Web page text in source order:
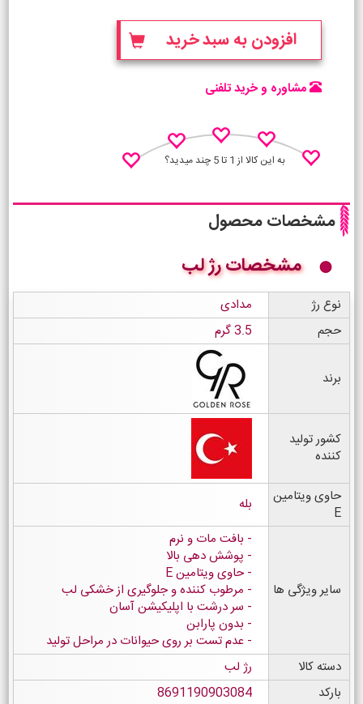
افزودن به سبد خرید
مشاوره و خرید تلفنی
به این کالا از 1 تا 5 چند میدید؟
نظـر منو اعلام کن
مشخصات محصول
مشخصات رژ لب
نوع رژ
مدادی
حجم
3.5 گرم
برند
کشور تولید
کننده
حاوی ویتامین
E
بله
سایر ویژگی ها
- بافت مات و نرم
- پوشش دهی بالا
- حاوی ویتامین E
- مرطوب کننده و جلوگیری از خشکی لب
- سر درشت با اپلیکیشن آسان
- بدون پارابن
- عدم تست بر روی حیوانات در مراحل تولید
دسته کالا
رژ لب
بارکد
8691190903084